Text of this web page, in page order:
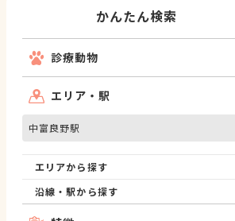
かんたん検索
診療動物
エリア・駅
中富良野駅
エリアから探す
沿線・駅から探す